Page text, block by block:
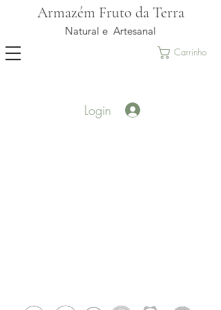
Armazém Fruto da Terra
Natural e Artesanal
Carrinho
Login